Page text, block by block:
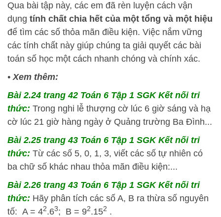
Qua bài tập này, các em đã rèn luyện cách vận
dụng tính chất chia hết của một tổng và một hiệu
để tìm các số thỏa mãn điều kiện. Việc nắm vững
các tính chất này giúp chúng ta giải quyết các bài
toán số học một cách nhanh chóng và chính xác.
•Xem thêm:
Bài 2.24 trang 42 Toán 6 Tập 1 SGK Kết nối tri
thức: Trong nghi lễ thượng cờ lúc 6 giờ sáng và hạ
cờ lúc 21 giờ hàng ngày ở Quảng trường Ba Đình...
Bài 2.25 trang 43 Toán 6 Tập 1 SGK Kết nối tri
thức: Từ các số 5, 0, 1, 3, viết các số tự nhiên có
ba chữ số khác nhau thỏa mãn điều kiện:...
Bài 2.26 trang 43 Toán 6 Tập 1 SGK Kết nối tri
thức: Hãy phân tích các số A, B ra thừa số nguyên
tố: A = 42.63; B = 92.152 .